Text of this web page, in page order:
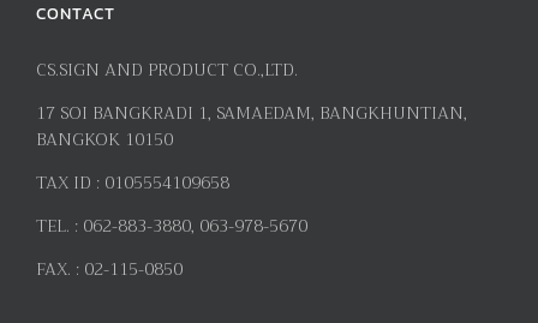
CONTACT
CS.SIGN AND PRODUCT CO.,LTD.
17 SOI BANGKRADI 1, SAMAEDAM, BANGKHUNTIAN,
BANGKOK 10150
TAX ID : 0105554109658
TEL. : 062-883-3880, 063-978-5670
FAX. : 02-115-0850